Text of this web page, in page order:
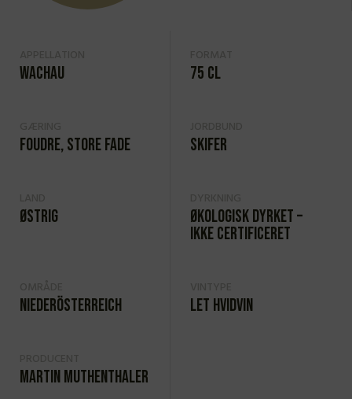
Wachau 75 cl
Foudre, store fade Skifer
Østrig
Økologisk dyrket –
ikke certificeret
Niederösterreich Let hvidvin
Martin Muthenthaler